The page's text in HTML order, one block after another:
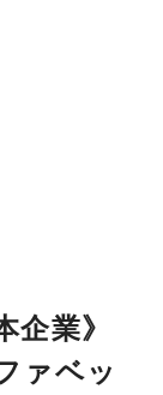
企業》
ァベッ